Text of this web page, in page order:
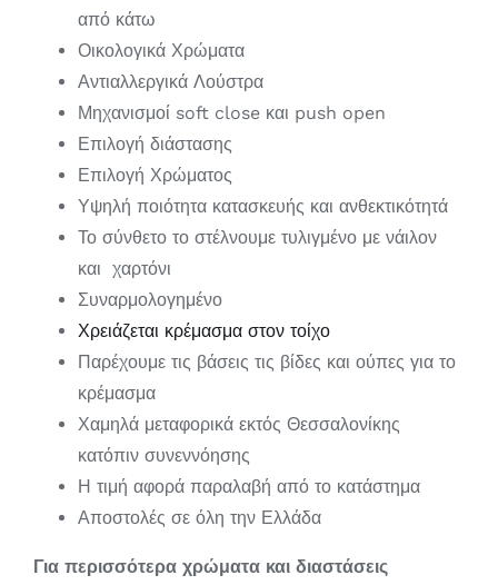
από κάτω
Οικολογικά Χρώματα
Αντιαλλεργικά Λούστρα
Μηχανισμοί soft close και push open
Επιλογή διάστασης
Επιλογή Χρώματος
Υψηλή ποιότητα κατασκευής και ανθεκτικότητά
Το σύνθετο το στέλνουμε τυλιγμένο με νάιλον
και χαρτόνι
Συναρμολογημένο
Χρειάζεται κρέμασμα στον τοίχο
Παρέχουμε τις βάσεις τις βίδες και ούπες για το
κρέμασμα
Χαμηλά μεταφορικά εκτός Θεσσαλονίκης
κατόπιν συνεννόησης
Η τιμή αφορά παραλαβή από το κατάστημα
Αποστολές σε όλη την Ελλάδα
Για περισσότερα χρώματα και διαστάσεις